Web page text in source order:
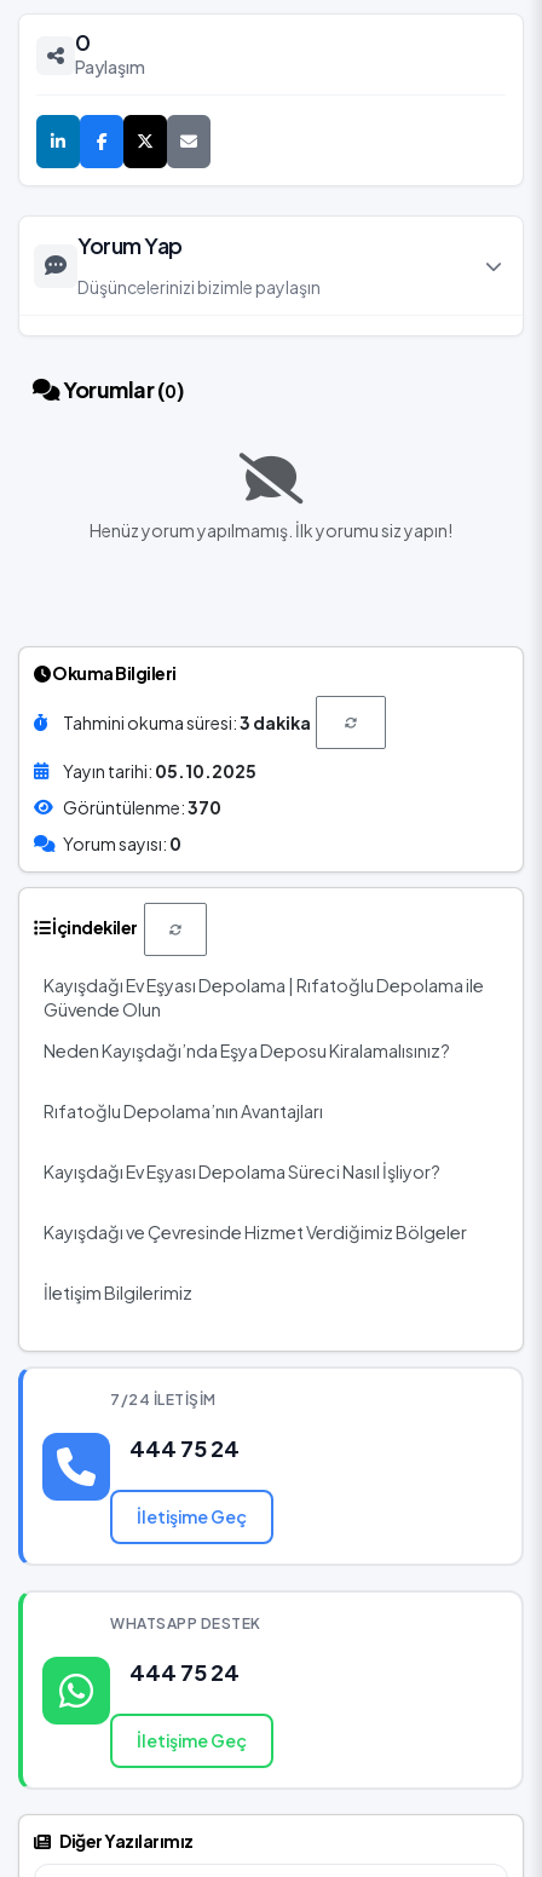
Okuma Bilgileri
Tahmini okuma süresi:3 dakika
Yayın tarihi: 05.10.2025
Görüntülenme:370
Yorum sayısı: 0
İçindekiler
Kayışdağı Ev Eşyası Depolama | Rıfatoğlu Depolama ile
Güvende Olun
Neden Kayışdağı’nda Eşya Deposu Kiralamalısınız?
Rıfatoğlu Depolama’nın Avantajları
Kayışdağı Ev Eşyası Depolama Süreci Nasıl İşliyor?
Kayışdağı ve Çevresinde Hizmet Verdiğimiz Bölgeler
İletişim Bilgilerimiz
7/24 İLETIŞIM
444 75 24
İletişime Geç
WHATSAPP DESTEK
444 75 24
İletişime Geç
Diğer Yazılarımız
0
Paylaşım
Yorum Yap
Düşüncelerinizi bizimle paylaşın
Yorumlar (0)
Henüz yorum yapılmamış. İlk yorumu siz yapın!